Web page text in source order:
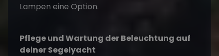
Lampen eine Option.
Pflege und Wartung der Beleuchtung auf
deiner Segelyacht